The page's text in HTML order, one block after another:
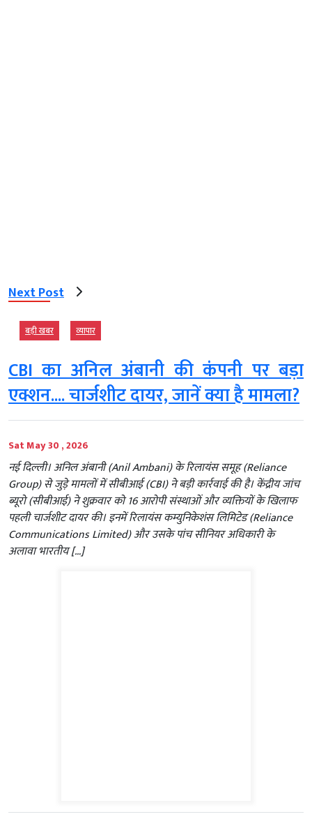
Next Post
बड़ी खबर व्‍यापार
CBI का अनिल अंबानी की कंपनी पर बड़ा
एक्शन.... चार्जशीट दायर, जानें क्या है मामला?
Sat May 30 , 2026
नई दिल्ली। अनिल अंबानी (Anil Ambani) के रिलायंस समूह (Reliance
Group) से जुड़े मामलों में सीबीआई (CBI) ने बड़ी कार्रवाई की है। केंद्रीय जांच
ब्यूरो (सीबीआई) ने शुक्रवार को 16 आरोपी संस्थाओं और व्यक्तियों के खिलाफ
पहली चार्जशीट दायर की। इनमें रिलायंस कम्युनिकेशंस लिमिटेड (Reliance
Communications Limited) और उसके पांच सीनियर अधिकारी के
अलावा भारतीय […]